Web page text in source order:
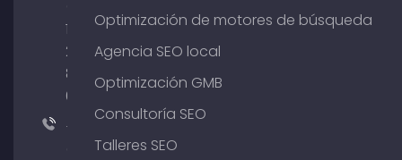
176
204
801
64
+49
Optimización de motores de búsqueda
Agencia SEO local
Optimización GMB
Consultoría SEO
Talleres SEO